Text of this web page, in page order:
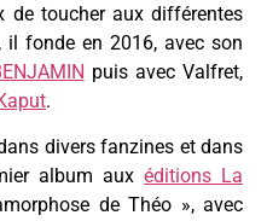
de toucher aux différentes
fonde en 2016, avec son
puis avec Valfret,
.
divers fanzines et dans
album auxéditions La
de Théo », avec